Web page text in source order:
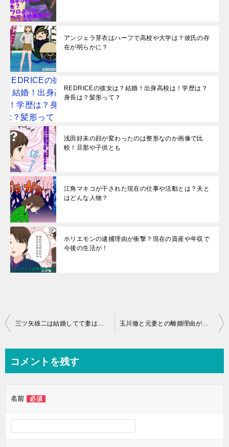
アンジェラ芽衣はハーフで高校や大学は？彼氏の存
在が明らかに？
REDRICEの彼女は？結婚！出身高校は！学歴は？
身長は？髪形って？
浅田好未の顔が変わったのは整形なのか画像で比
較！旦那や子供とも
江角マキコが干された現在の仕事や活動とは？夫と
はどんな人物？
ホリエモンの逮捕理由が衝撃？現在の資産や年収で
今後の生活が！
投
ビ
ー
シ
三ツ矢雄二は結婚してて妻はいるのか真相とは？カミングアウトをした理由が！ 玉川徹と元妻との離婚理由が衝撃の事実で！結婚した時に子供は？再婚の可能性とは
コメントを残す
名前 必須